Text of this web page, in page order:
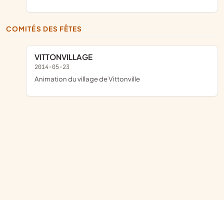
COMITÉS DES FÊTES
VITTONVILLAGE
2014-05-23
animation du village de Vittonville